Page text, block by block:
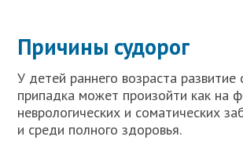
Причины судорог
У детей раннего возраста
припадка может произойти как на
неврологических и соматических
и среди полного здоровья.